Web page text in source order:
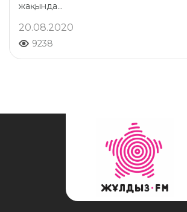
жақында...
20.08.2020
9238